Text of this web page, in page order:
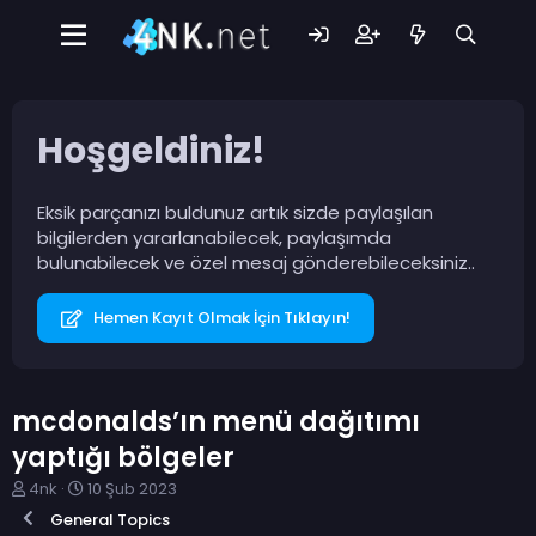
Hoşgeldiniz!
Eksik parçanızı buldunuz artık sizde paylaşılan
bilgilerden yararlanabilecek, paylaşımda
bulunabilecek ve özel mesaj gönderebileceksiniz..
Hemen Kayıt Olmak İçin Tıklayın!
mcdonalds’ın menü dağıtımı
yaptığı bölgeler
K
o
n
4nk
B
ş
10 Şub 2023
General Topics